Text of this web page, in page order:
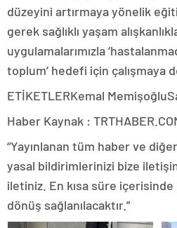
düzeyini artırmaya yönelik
gerek sağlıklı yaşam
uygulamalarımızla
toplum’ hedefi için çalışmaya
ETİKETLERKemal
Haber Kaynak :
“Yayınlanan tüm haber ve
yasal bildirimlerinizi bize
iletiniz. En kısa süre
dönüş sağlanılacaktır.”